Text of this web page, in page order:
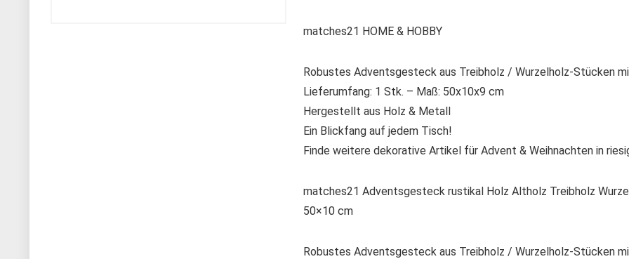
matches21 HOME & HOBBY
Robustes Adventsgesteck aus Treibholz / Wurzelholz-Stücken
Lieferumfang: 1 Stk. – Maß: 50x10x9 cm
Hergestellt aus Holz & Metall
Ein Blickfang auf jedem Tisch!
Finde weitere dekorative Artikel für Advent & Weihnachten in
matches21 Adventsgesteck rustikal Holz Altholz Treibholz
50×10 cm
Robustes Adventsgesteck aus Treibholz / Wurzelholz-Stücken